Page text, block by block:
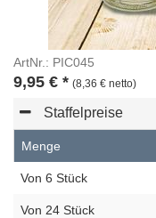
ArtNr.: PIC045
9,95 € * (8,36 € netto)
Staffelpreise
Menge
Von 6 Stück
Von 24 Stück